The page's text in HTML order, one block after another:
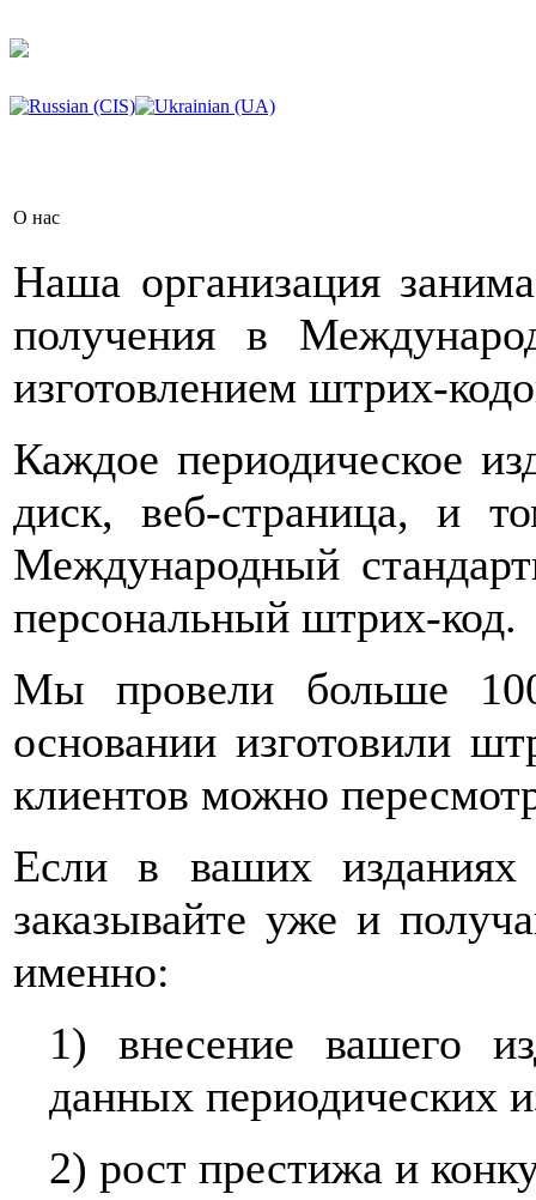
О нас
Наша организация
получения в
изготовлением штрих-
Каждое периодическое
диск, веб-страница, и
Международный
персональный штрих-код.
Мы провели больше
основании изготовили
клиентов можно
Если в ваших
заказывайте уже и
именно:
1) внесение вашего
данных периодических
2) рост престижа и